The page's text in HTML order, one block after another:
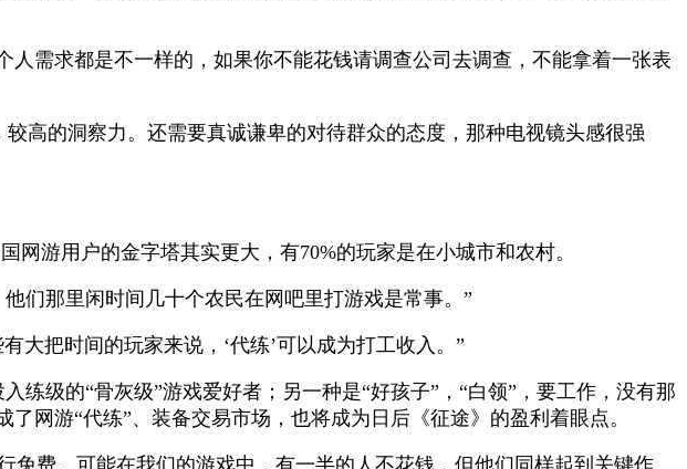
人需求都是不一样的，如果你不能花钱请调查公司去调查，不能拿着一张表
高的洞察力。还需要真诚谦卑的对待群众的态度，那种电视镜头感很强
网游用户的金字塔其实更大，有70%的玩家是在小城市和农村。
们那里闲时间几十个农民在网吧里打游戏是常事。”
大把时间的玩家来说， ‘代练’可以成为打工收入。 ”
练级的“骨灰级”游戏爱好者；另一种是“好孩子” ， “白领”，要工作，没有那
了网游“代练”、装备交易市场，也将成为日后《征途》的盈利着眼点。